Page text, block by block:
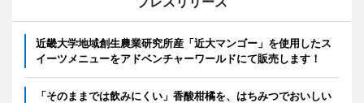
近畿大学地域創生農業研究所産「近大マンゴー」を使用したス
イーツメニューをアドベンチャーワールドにて販売します！
「そのままでは飲みにくい」香酸柑橘を、はちみつでおいしい